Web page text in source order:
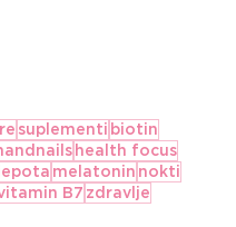
suplementi biotin
health focus
melatonin nokti
B7 zdravlje